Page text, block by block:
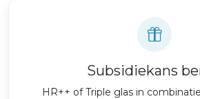
Subsidiekans
HR++ of Triple glas in